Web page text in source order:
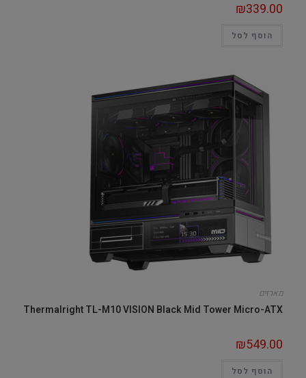
₪339.00
הוסף לסל
מארזים
Thermalright TL-M10 VISION Black Mid Tower Micro-ATX
₪549.00
הוסף לסל